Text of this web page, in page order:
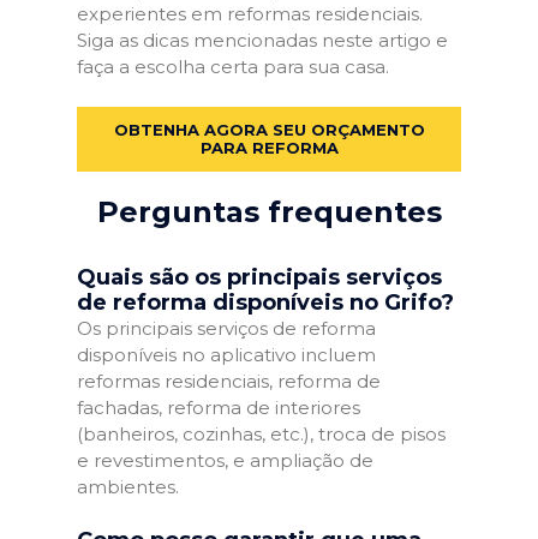
experientes em reformas residenciais.
Siga as dicas mencionadas neste artigo e
faça a escolha certa para sua casa.
OBTENHA AGORA SEU ORÇAMENTO
PARA REFORMA
Perguntas frequentes
Quais são os principais serviços
de reforma disponíveis no Grifo?
Os principais serviços de reforma
disponíveis no aplicativo incluem
reformas residenciais, reforma de
fachadas, reforma de interiores
(banheiros, cozinhas, etc.), troca de pisos
e revestimentos, e ampliação de
ambientes.